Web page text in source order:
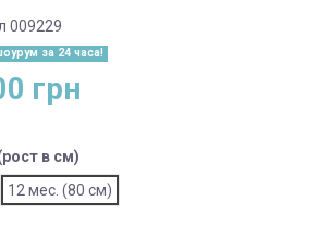
009229
за 24 часа!
грн
в см)
12 мес. (80 см)